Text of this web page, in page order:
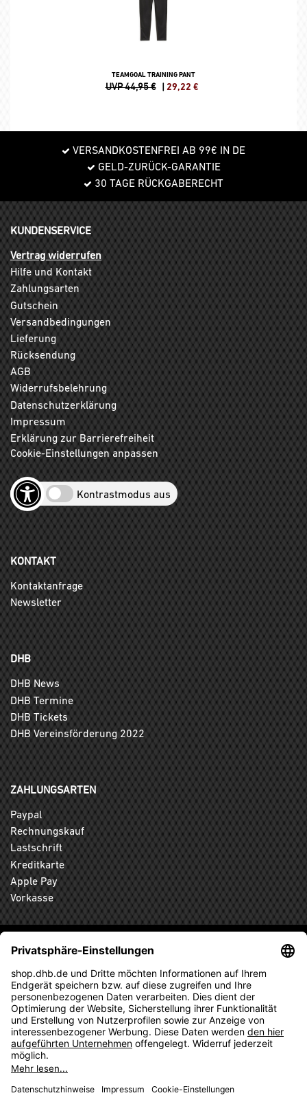
TEAMGOAL TRAINING PANT
UVP 44,95 € | 29,22 €
VERSANDKOSTENFREI AB 99€ IN DE
GELD-ZURÜCK-GARANTIE
30 TAGE RÜCKGABERECHT
KUNDENSERVICE
Vertrag widerrufen
Hilfe und Kontakt
Zahlungsarten
Gutschein
Versandbedingungen
Lieferung
Rücksendung
AGB
Widerrufsbelehrung
Datenschutzerklärung
Impressum
Erklärung zur Barrierefreiheit
Cookie-Einstellungen anpassen
Kontrastmodus aus
KONTAKT
Kontaktanfrage
Newsletter
DHB
DHB News
DHB Termine
DHB Tickets
DHB Vereinsförderung 2022
ZAHLUNGSARTEN
Paypal
Rechnungskauf
Lastschrift
Kreditkarte
Apple Pay
Vorkasse
ABONNIEREN SIE DEN KOSTENLOSEN DHB-FANSHOP
NEWSLETTER UND VERPASSEN SIE KEINE NEUIGKEIT ODER
AKTION MEHR.
ANMELDEN